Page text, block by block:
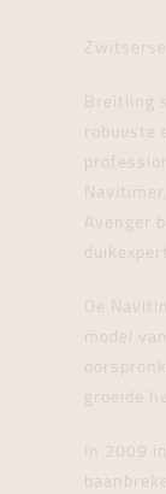
Breitling
robuuste
Avenger
De
model
groeide
In 2009